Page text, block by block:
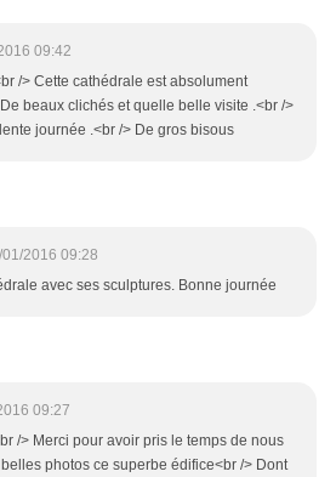
09:42
/> Cette cathédrale est absolument
beaux clichés et quelle belle visite .<br />
journée .<br /> De gros bisous
01/2016 09:28
avec ses sculptures. Bonne journée
09:27
/> Merci pour avoir pris le temps de nous
photos ce superbe édifice<br /> Dont